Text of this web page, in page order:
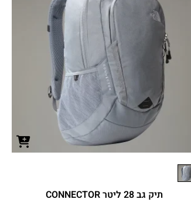
תיק גב 28 ליטר CONNECTOR